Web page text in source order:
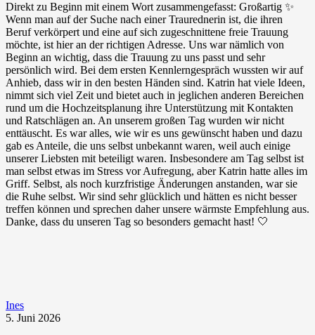
Direkt zu Beginn mit einem Wort zusammengefasst: Großartig ✨
Wenn man auf der Suche nach einer Traurednerin ist, die ihren
Beruf verkörpert und eine auf sich zugeschnittene freie Trauung
möchte, ist hier an der richtigen Adresse. Uns war nämlich von
Beginn an wichtig, dass die Trauung zu uns passt und sehr
persönlich wird. Bei dem ersten Kennlerngespräch wussten wir auf
Anhieb, dass wir in den besten Händen sind. Katrin hat viele Ideen,
nimmt sich viel Zeit und bietet auch in jeglichen anderen Bereichen
rund um die Hochzeitsplanung ihre Unterstützung mit Kontakten
und Ratschlägen an. An unserem großen Tag wurden wir nicht
enttäuscht. Es war alles, wie wir es uns gewünscht haben und dazu
gab es Anteile, die uns selbst unbekannt waren, weil auch einige
unserer Liebsten mit beteiligt waren. Insbesondere am Tag selbst ist
man selbst etwas im Stress vor Aufregung, aber Katrin hatte alles im
Griff. Selbst, als noch kurzfristige Änderungen anstanden, war sie
die Ruhe selbst. Wir sind sehr glücklich und hätten es nicht besser
treffen können und sprechen daher unsere wärmste Empfehlung aus.
Danke, dass du unseren Tag so besonders gemacht hast! 🤍
Ines
5. Juni 2026